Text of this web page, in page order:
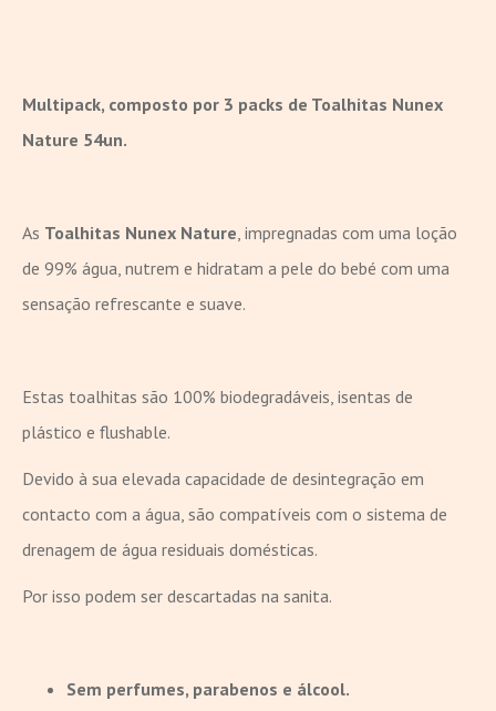
Multipack, composto por 3 packs de Toalhitas Nunex
Nature 54un.
As Toalhitas Nunex Nature , impregnadas com uma loção
de 99% água, nutrem e hidratam a pele do bebé com uma
sensação refrescante e suave.
Estas toalhitas são 100% biodegradáveis, isentas de
plástico e flushable.
Devido à sua elevada capacidade de desintegração em
contacto com a água, são compatíveis com o sistema de
drenagem de água residuais domésticas.
Por isso podem ser descartadas na sanita.
Sem perfumes, parabenos e álcool.